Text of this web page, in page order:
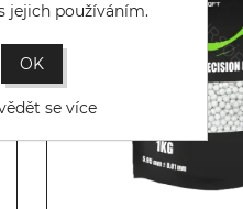
jejich používáním.
OK
se více